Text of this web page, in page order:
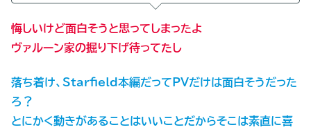
悔しいけど面白そうと思ってしまったよ
ヴァルーン家の掘り下げ待ってたし
落ち着け、Starfield本編だってPVだけは面白そうだった
ろ？
とにかく動きがあることはいいことだからそこは素直に喜